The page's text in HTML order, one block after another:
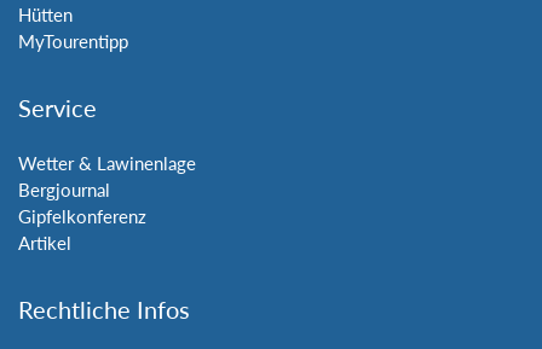
Hütten
MyTourentipp
Service
Wetter & Lawinenlage
Bergjournal
Gipfelkonferenz
Artikel
Rechtliche Infos